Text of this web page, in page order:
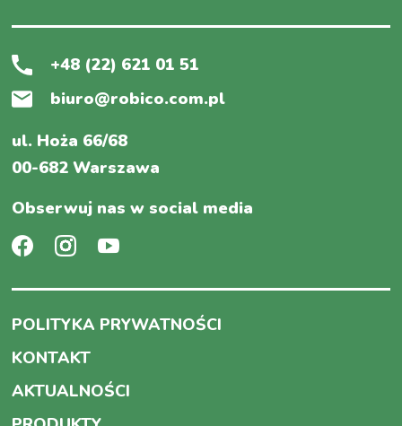
+48 (22) 621 01 51
biuro@robico.com.pl
ul. Hoża 66/68
00-682 Warszawa
Obserwuj nas w social media
POLITYKA PRYWATNOŚCI
KONTAKT
AKTUALNOŚCI